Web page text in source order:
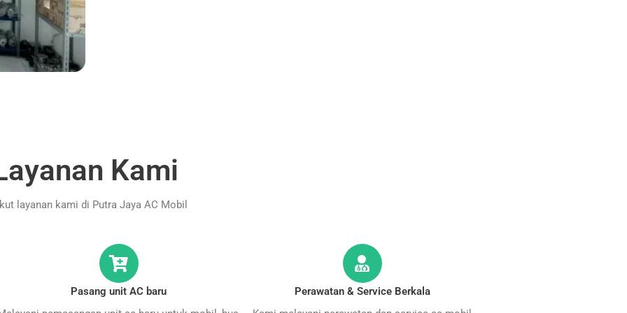
Kami
layanan kami di Putra Jaya AC Mobil
Pasang unit AC baru
Perawatan & Service Berkala